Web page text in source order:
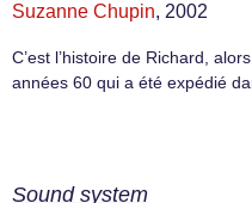
Suzanne Chupin, 2002
C’est l’histoire de Richard,
années 60 qui a été expédié
Sound system